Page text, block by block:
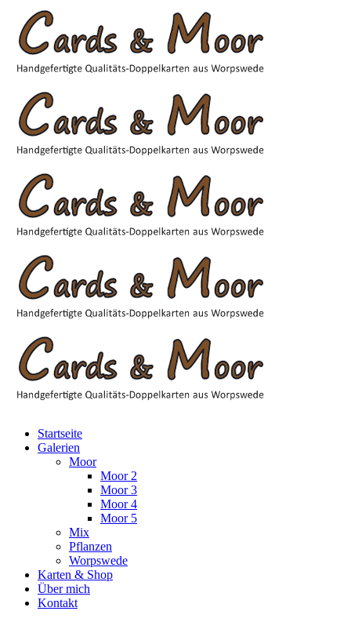
Startseite
Galerien
Moor
Moor 2
Moor 3
Moor 4
Moor 5
Mix
Pflanzen
Worpswede
Karten & Shop
Über mich
Kontakt